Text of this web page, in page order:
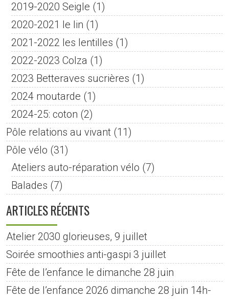
2019-2020 Seigle (1)
2020-2021 le lin (1)
2021-2022 les lentilles (1)
2022-2023 Colza (1)
2023 Betteraves sucrières (1)
2024 moutarde (1)
2024-25: coton (2)
Pôle relations au vivant (11)
Pôle vélo (31)
Ateliers auto-réparation vélo (7)
Balades (7)
ARTICLES RÉCENTS
Atelier 2030 glorieuses, 9 juillet
Soirée smoothies anti-gaspi 3 juillet
Fête de l’enfance le dimanche 28 juin
Fête de l’enfance 2026 dimanche 28 juin 14h-